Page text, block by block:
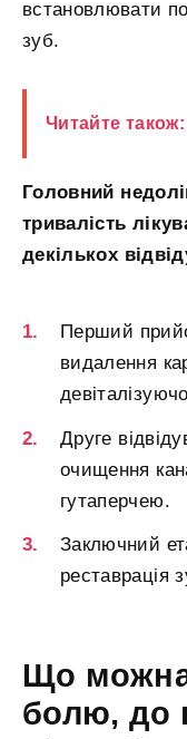
встановлювати
зуб.
Читайте також:
Головний
тривалість
декількох
Перший
видалення
Друге
очищення
гутаперчею.
Заключний
реставрація
Що
болю, до